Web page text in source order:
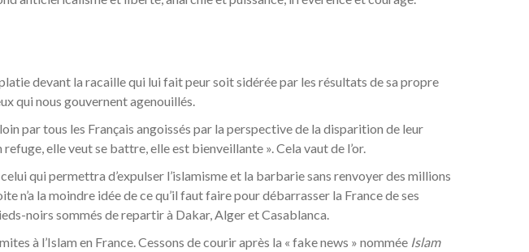
devant la racaille qui lui fait peur soit sidérée par les résultats de sa propre
qui nous gouvernent agenouillés.
par tous les Français angoissés par la perspective de la disparition de leur
elle veut se battre, elle est bienveillante ». Cela vaut de l’or.
qui permettra d’expulser l’islamisme et la barbarie sans renvoyer des millions
n’a la moindre idée de ce qu’il faut faire pour débarrasser la France de ses
noirs sommés de repartir à Dakar, Alger et Casablanca.
à l’Islam en France. Cessons de courir après la « fake news » nommée Islam